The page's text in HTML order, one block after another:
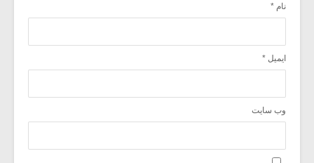
نام *
ایمیل *
وب‌ سایت